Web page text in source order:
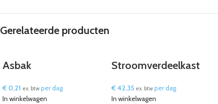
Hoe lang van tevoren moet ik bestellen?
Wij raden aan om minimaal 48 uur van tevoren te bestellen. Voor grote
evenementen adviseren we om eerder contact op te nemen.
Gerelateerde producten
Asbak
€ 0,21 ex. btw per dag
In winkelwagen
Stroomverdeelkast
€42,35 ex. btw per dag
In winkelwagen